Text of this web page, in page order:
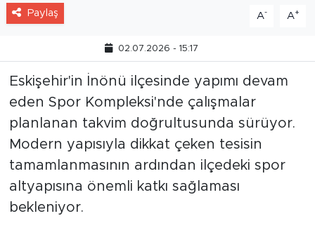
Paylaş A- A+
02.07.2026 - 15:17
Eskişehir'in İnönü ilçesinde yapımı devam
eden Spor Kompleksi'nde çalışmalar
planlanan takvim doğrultusunda sürüyor.
Modern yapısıyla dikkat çeken tesisin
tamamlanmasının ardından ilçedeki spor
altyapısına önemli katkı sağlaması
bekleniyor.